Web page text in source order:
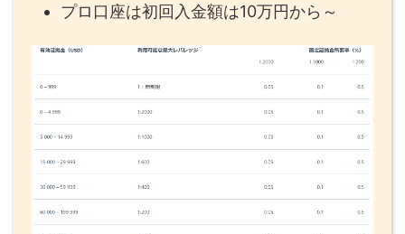
プロ口座は初回入金額は10万円から～